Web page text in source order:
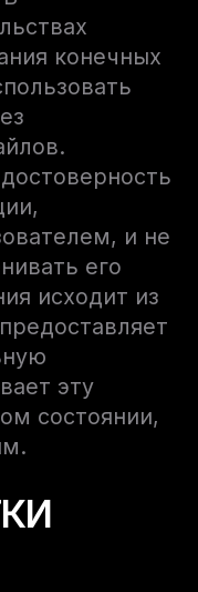
конечных
и не
его
исходит из
эту
состоянии,